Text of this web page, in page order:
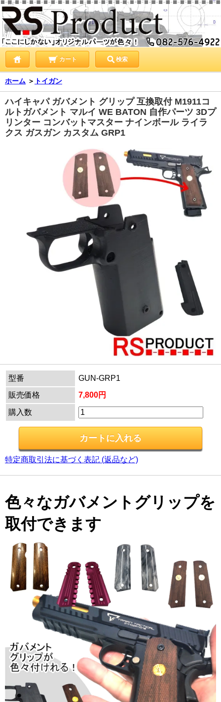
カート 検索
ホーム ＞ トイガン
ハイキャパ ガバメント グリップ 互換取付 M1911コ
ルトガバメント マルイ WE BATON 自作パーツ 3Dプ
リンター コンバットマスター ナインボール ライラ
クス ガスガン カスタム GRP1
型番
GUN-GRP1
販売価格
7,800円
購入数
特定商取引法に基づく表記 (返品など)
色々なガバメントグリップを
取付できます